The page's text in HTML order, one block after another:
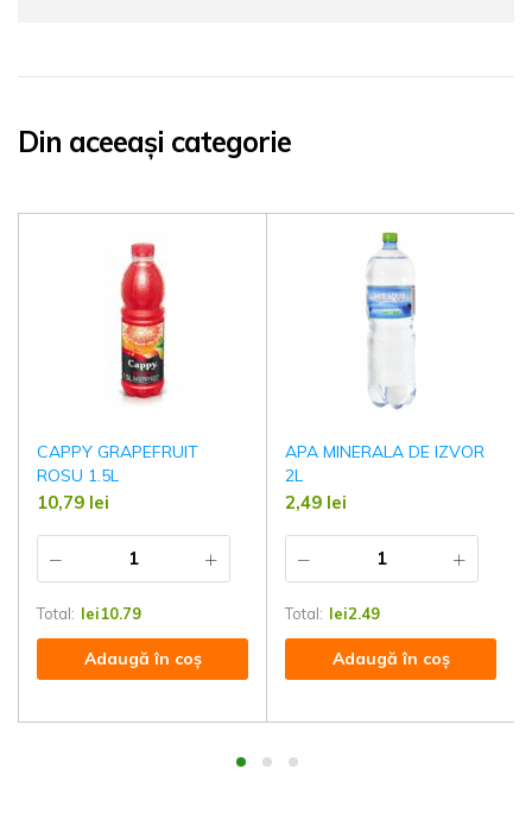
Din aceeași categorie
CAPPY GRAPEFRUIT
ROSU 1.5L
10,79 lei
Total: lei10.79
Adaugă în coș
APA MINERALA DE IZVOR
2L
2,49 lei
Total: lei2.49
Adaugă în coș